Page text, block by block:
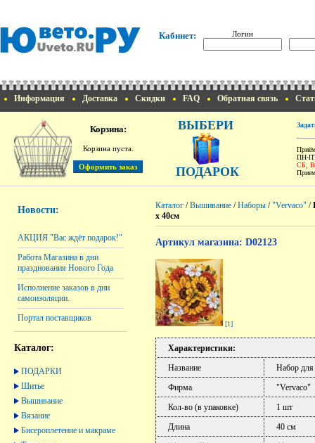
Кабинет: Логин
Информация Доставка Скидки FAQ Обратная связь
Корзина:
Корзина пуста.
ВЫБЕРИ
ПОДАРОК
ПН-
СБ,
Новости:
АКЦИЯ "Вас ждёт подарок!"
Работа Магазина в дни
празднования Нового Года
Исполнение заказов в дни
самоизоляции.
Портал поставщиков
Каталог:
ПОДАРКИ
Шитье
Вышивание
Вязание
Бисероплетение и макраме
Каталог /Вышивание /Наборы /"Vervaco" /
х 40см
Артикул магазина: D02123
[1]
Характеристики:
Название
Набор
Фирма
"Vervaco"
Кол-во (в упаковке)
1 шт
Длина
40 см